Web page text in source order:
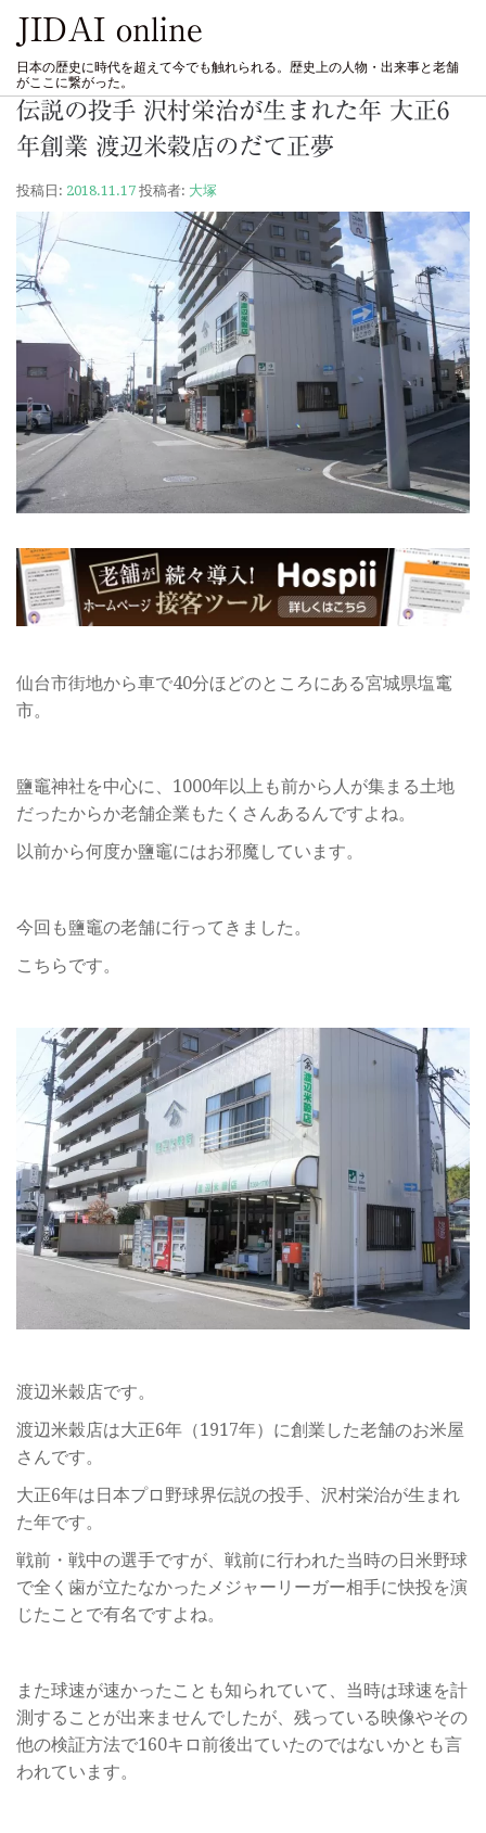
JIDAI online
日本の歴史に時代を超えて今でも触れられる。歴史上の人物・出来事と老舗
がここに繋がった。
伝説の投手 沢村栄治が生まれた年 大正6
年創業 渡辺米穀店のだて正夢
投稿日: 2018.11.17 投稿者: 大塚
仙台市街地から車で40分ほどのところにある宮城県塩竃
市。
鹽竈神社を中心に、1000年以上も前から人が集まる土地
だったからか老舗企業もたくさんあるんですよね。
以前から何度か鹽竈にはお邪魔しています。
今回も鹽竈の老舗に行ってきました。
こちらです。
渡辺米穀店です。
渡辺米穀店は大正6年（1917年）に創業した老舗のお米屋
さんです。
大正6年は日本プロ野球界伝説の投手、沢村栄治が生まれ
た年です。
戦前・戦中の選手ですが、戦前に行われた当時の日米野球
で全く歯が立たなかったメジャーリーガー相手に快投を演
じたことで有名ですよね。
また球速が速かったことも知られていて、当時は球速を計
測することが出来ませんでしたが、残っている映像やその
他の検証方法で160キロ前後出ていたのではないかとも言
われています。